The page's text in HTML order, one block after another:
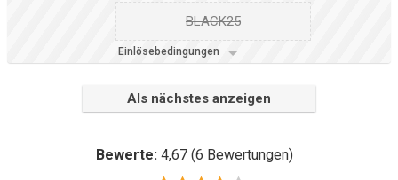
BLACK25
Einlösebedingungen
Als nächstes anzeigen
Bewerte: 4,67 (6 Bewertungen)